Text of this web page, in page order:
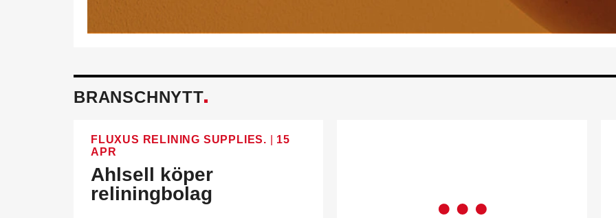
BRANSCHNYTT
FLUXUS RELINING SUPPLIES.
15
APR
Ahlsell köper
reliningbolag